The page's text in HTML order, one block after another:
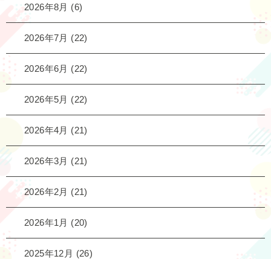
2026年8月 (6)
2026年7月 (22)
2026年6月 (22)
2026年5月 (22)
2026年4月 (21)
2026年3月 (21)
2026年2月 (21)
2026年1月 (20)
2025年12月 (26)